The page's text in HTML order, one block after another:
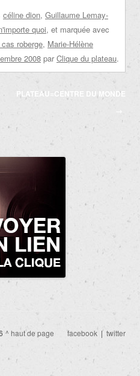
céline dion, Guillaume Lemay-
quoi, et marquée avec
cas roberge, Marie-Hélène
2008 par Clique du plateau.
PLATEAU=CENTRE DU MONDE
^ haut de page facebook | twitter